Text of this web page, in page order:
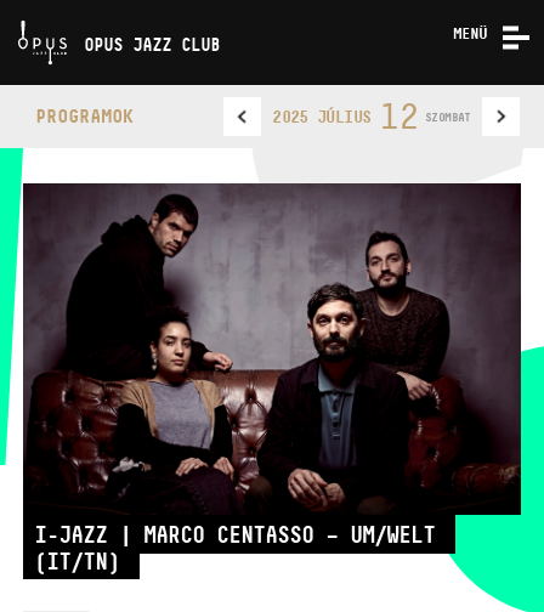
OPUS JAZZ CLUB
MENÜ
KAPCSOLAT
OPUS JAZZ CLUB
TELEFON
FAX
TELEFON
JEGYPÉNZTÁR
NYITVA TARTÁSA
PROGRAMOK 2025 JÚLIUS 12 SZOMBAT
I-JAZZ | MARCO CENTASSO – UM/WELT
(IT/TN)